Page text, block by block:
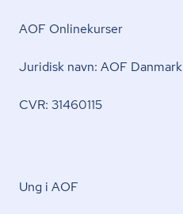
AOF Onlinekurser
Juridisk navn: AOF Danmark
CVR: 31460115
Ung i AOF